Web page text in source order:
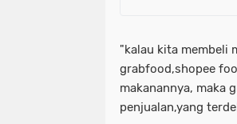
"kalau kita membeli
grabfood,shopee
makanannya, maka
penjualan,yang